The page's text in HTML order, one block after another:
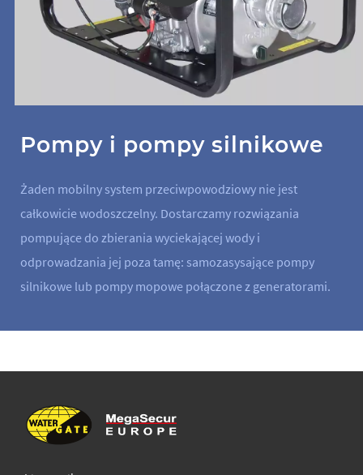
Pompy i pompy silnikowe
Żaden mobilny system przeciwpowodziowy nie jest
całkowicie wodoszczelny. Dostarczamy rozwiązania
pompujące do zbierania wyciekającej wody i
odprowadzania jej poza tamę: samozasysające pompy
silnikowe lub pompy mopowe połączone z generatorami.